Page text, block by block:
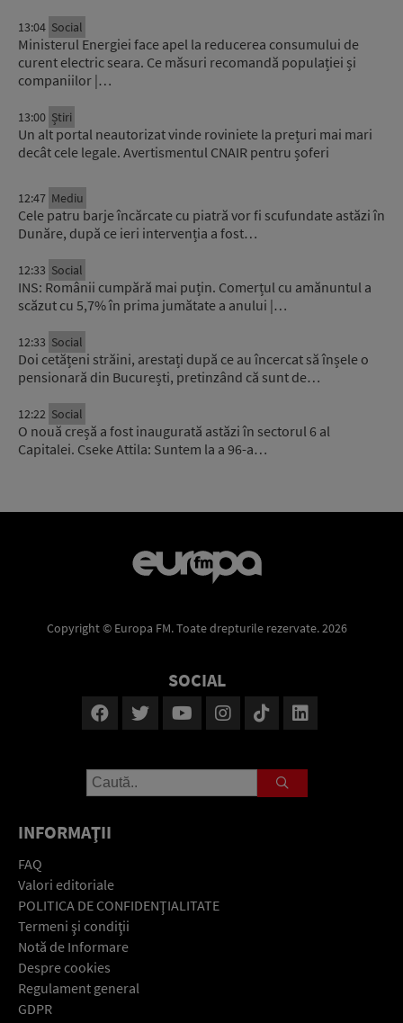
13:04 Social
Ministerul Energiei face apel la reducerea consumului de
curent electric seara. Ce măsuri recomandă populației și
companiilor |…
13:00 Știri
Un alt portal neautorizat vinde roviniete la prețuri mai mari
decât cele legale. Avertismentul CNAIR pentru șoferi
12:47 Mediu
Cele patru barje încărcate cu piatră vor fi scufundate astăzi în
Dunăre, după ce ieri intervenția a fost…
12:33 Social
INS: Românii cumpără mai puțin. Comerțul cu amănuntul a
scăzut cu 5,7% în prima jumătate a anului |…
12:33 Social
Doi cetățeni străini, arestați după ce au încercat să înșele o
pensionară din București, pretinzând că sunt de…
12:22 Social
O nouă creșă a fost inaugurată astăzi în sectorul 6 al
Capitalei. Cseke Attila: Suntem la a 96-a…
Copyright © Europa FM. Toate drepturile rezervate. 2026
SOCIAL
INFORMAŢII
FAQ
Valori editoriale
POLITICA DE CONFIDENŢIALITATE
Termeni şi condiţii
Notă de Informare
Despre cookies
Regulament general
GDPR